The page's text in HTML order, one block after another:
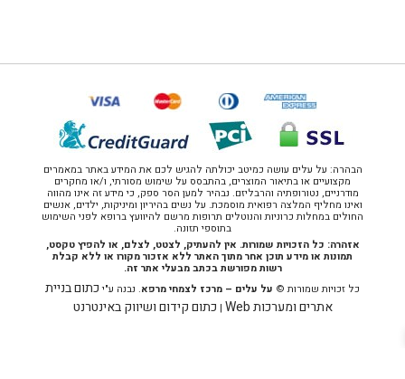
הבהרה: על עלים עושה כמיטב יכולתה להגיש לכם את המידע באתר במאמרים
מקצועיים או בתיאור המוצרים, בהתבסס על שימוש מסורתי, ו/או מחקרים
מודרניים, נטורופתיה והרבליזם. נבהיר למען הסר ספק, כי מידע זה אינו מהווה
ואינו מחליף המלצה רפואית מוסמכת. על נשים בהיריון ומיניקות, ילדים, אנשים
החולים במחלות כרוניות והנוטלים תרופות מרשם להיוועץ ברופא לפני השימוש
בתוספי תזונה.
אזהרה: כל הזכויות שמורות. אין להעתיק, לצטט, לצלם, או להפיץ טקסט,
תמונות או מידע תוכן אחר מתוך האתר ללא אזכור מקורו או ללא קבלת
רשות מפורשת בכתב מבעלי אתר זה.
כל זכויות שמורות © על עלים – מרכז לצמחי מרפא. נבנה ע"יכתום בניית
אתרים ומערכות Web
| כתום קידום ושיווק באינטרנט